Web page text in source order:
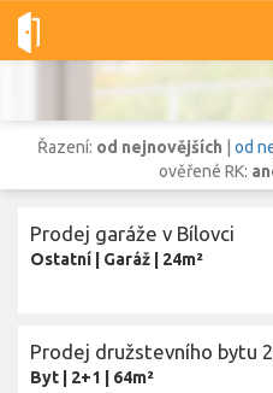
Dobré-nemovitosti.cz
Vše
obec
Řazení: od nejnovějších od
ověřené RK:
Prodej garáže v Bílovci
Ostatní Garáž 24m²
Prodej družstevního bytu
Byt 2+1 64m²